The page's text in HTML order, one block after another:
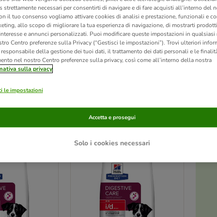
per combattere lo stress e l'ansia nel cane. Oltre alle modifiche
meglio le situazioni che possono generare stress. Determinati ingredienti,
quindi prefissati l’obiettivo di offrire formule su misura per cani stressati.
il parere di un medico veterinario prima dell’uso oppure prima di
rivolgersi immediatamente al veterinario.
Inserendo nel carrello
been changed
strettamente necessari per consentirti di navigare e di fare acquisti all’interno del
il tuo consenso vogliamo attivare cookies di analisi e prestazione, funzionali e
allo scopo di migliorare la tua esperienza di navigazione, di mostrarti
e annunci personalizzati. Puoi modificare queste impostazioni in qualsiasi
Centro preferenze sulla Privacy (“Gestisci le impostazioni”). Trovi ulteriori
della gestione dei tuoi dati, il trattamento dei dati personali e le
nel nostro Centro preferenze sulla privacy, così come all’interno della nostra
sulla privacy
le impostazioni
Solo i cookies necessari
Accetta e prosegui